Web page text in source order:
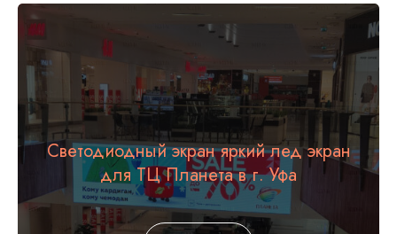
Светодиодный экран яркий лед экран
для ТЦ Планета в г. Уфа